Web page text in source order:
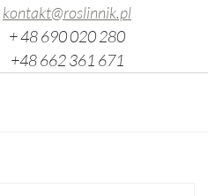
kontakt@roslinnik.pl
+ 48 690 020 280
+48 662 361 671